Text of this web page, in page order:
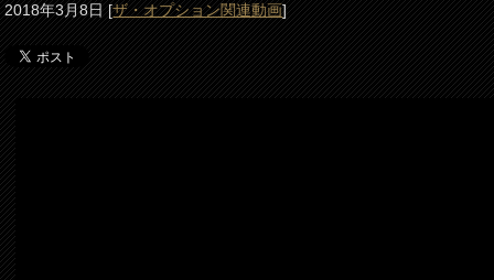
2018年3月8日[ザ・オプション関連動画]